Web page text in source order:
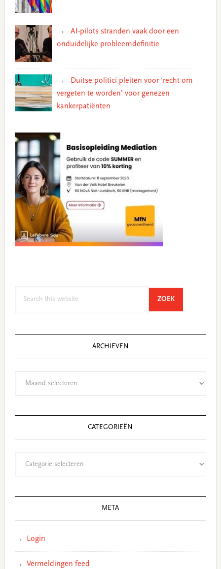
AI-pilots stranden vaak door een
onduidelijke probleemdefinitie
Duitse politici pleiten voor ‘recht om
vergeten te worden’ voor genezen
kankerpatiënten
ZOEKSEARCH
ARCHIEVEN
CATEGORIEËN
META
Login
Vermeldingen feed